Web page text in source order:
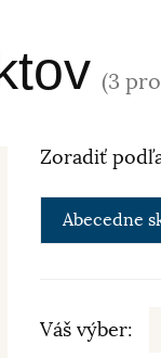
(3
Zoradiť
Abecedne
Váš výber: